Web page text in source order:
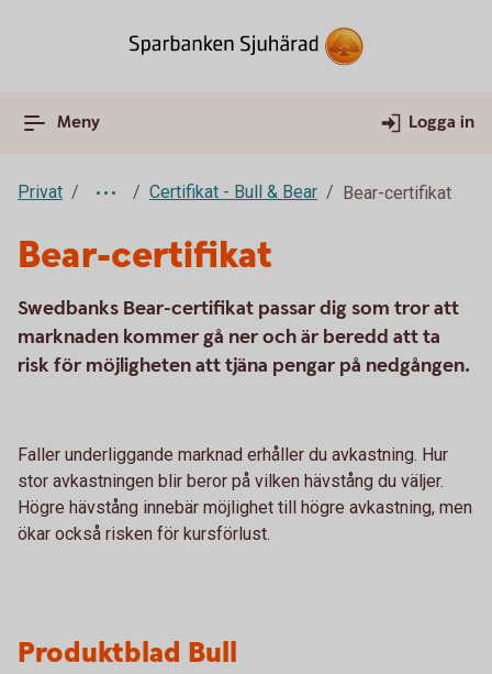
Meny Logga in
Privat Certifikat - Bull & Bear Bear-certifikat
Bear-certifikat
Swedbanks Bear-certifikat passar dig som tror att
marknaden kommer gå ner och är beredd att ta
risk för möjligheten att tjäna pengar på nedgången.
Faller underliggande marknad erhåller du avkastning. Hur
stor avkastningen blir beror på vilken hävstång du väljer.
Högre hävstång innebär möjlighet till högre avkastning, men
ökar också risken för kursförlust.
Produktblad Bull